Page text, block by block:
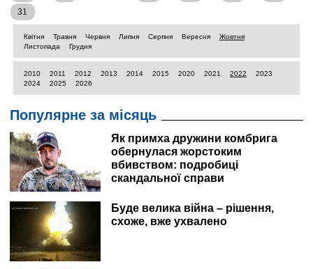
31
Квітня Травня Червня Липня Серпня Вересня
Жовтня
Листопада
Грудня
2010 2011 2012 2013 2014 2015 2020 2021 2022
2023
2024
2025 2026
Популярне за місяць
Як примха дружини комбрига
обернулася жорстоким
вбивством: подробиці
скандальної справи
Буде велика війна – рішення,
схоже, вже ухвалено